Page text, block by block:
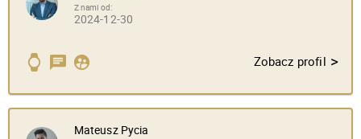
Z nami od:
2024-12-30
Zobacz profil >
Mateusz Pycia